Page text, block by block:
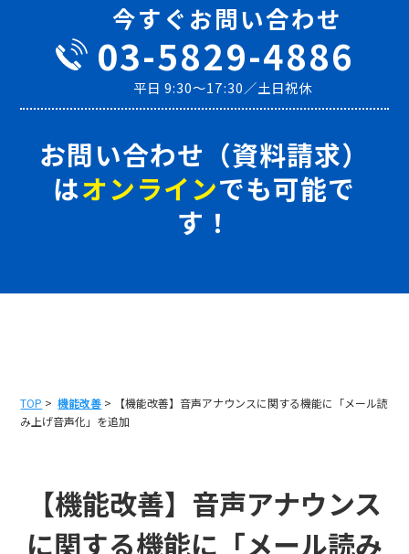
今すぐお問い合わせ
03-5829-4886
平日 9:30～17:30／土日祝休
お問い合わせ（資料請求）
はオンラインでも可能で
す！
TOP >機能改善 > 【機能改善】音声アナウンスに関する機能に「メール読
み上げ音声化」を追加
【機能改善】音声アナウンス
に関する機能に「メール読み